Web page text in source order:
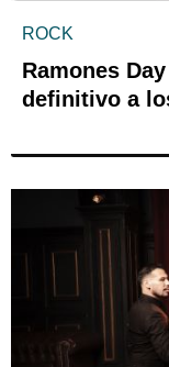
ROCK
Ramones
definitivo a